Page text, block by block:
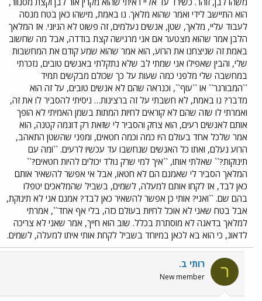
הוא התיישב לידי ואמר שהוא מלאך. נו באמת, מישהו כאן בטח מנסה
לעבוד עליי, מלאך, שטן, אנשים נעלמים, זה פשוט לא הגיוני. אז המלאך
הלבן אמר שהוא מצטער אם אני מרגישה קצת בודדה, אבל מה שחשוב
באמת זה שניצחנו את הרוע, הוא אמר שהוא שמע קודם את המחשבות
שלי, והבין שאפילו אני שמתי לב שלא נתקלתי באנשים טובים, נזכרתי
במחשבה שלי מלפני כמה שעות על כך שכולם מבקשים תמיד
``המבורגר`` או ``עוף``, וכנראה שהם לא אנשים טובים, על זה הוא
מדבר? נו באמת, לא חשבתי על זה ברצינות… ניסיתי להסביר לו את זה,
ואמרתי לו שזה שהם לא קוראים לחיות המתות בשמן האמיתי לא הופך
אותם לאנשים רעים, הוא צחק והסביר לי שזאת רק דוגמה קטנה, הוא
אמר שלכל אחד בעולם היו כמה וכמה חטאים, ומפני שהשטן התאהב,
הרוע נעלם, ואתו כל האנשים שנחשבו עד עכשיו לרעים. ``ומה עם
תינוקות?`` שאלתי אותו, ``איך למי שרק נולד יכולים להיות חטאים?``
המלאך הסביר לי שאמנם הם לא חטאו, אבל אי אפשר להשאיר אותם
כאן לבד, אז לקחו אותם למעלה, לשמים, בשביל שהמלאכים יטפלו
בהם שם. ``ואני? אותי כן אפשר להשאיר כאן לבד? אמנם אני לא תינוקת,
אבל בטח שאני לא אוכל לחיות בעולם כזה, בלי אף אחד``, אמרתי
למלאך בדאגה לא מוסתרת בכלל. שוב הוא חייך, אמר שאני לא צריכה
לדאוג, כי הוא בא לכאן במיוחד בשביל לקחת אותי איתו למעלה, לשמים.
ר רותי ב.
New member